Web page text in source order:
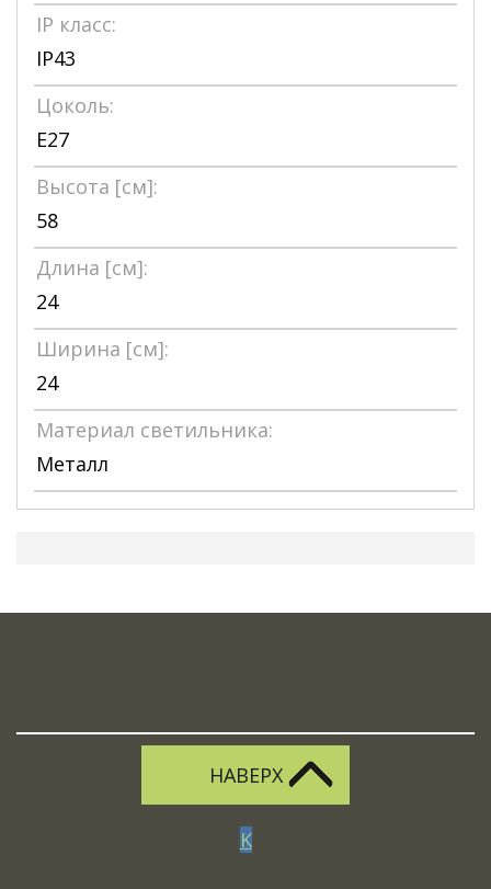
IP класс:
IP43
Цоколь:
Е27
Высота [см]:
58
Длина [см]:
24
Ширина [см]:
24
Материал светильника:
Металл
НАВЕРХ
K